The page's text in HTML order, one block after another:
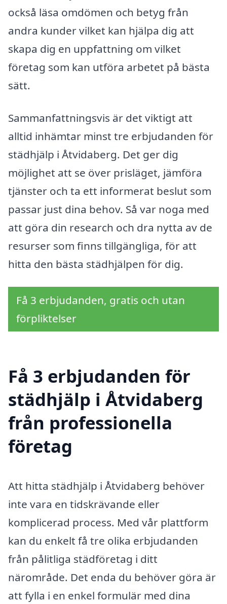
också läsa omdömen och betyg från
andra kunder vilket kan hjälpa dig att
skapa dig en uppfattning om vilket
företag som kan utföra arbetet på bästa
sätt.
Sammanfattningsvis är det viktigt att
alltid inhämtar minst tre erbjudanden för
städhjälp i Åtvidaberg. Det ger dig
möjlighet att se över prisläget, jämföra
tjänster och ta ett informerat beslut som
passar just dina behov. Så var noga med
att göra din research och dra nytta av de
resurser som finns tillgängliga, för att
hitta den bästa städhjälpen för dig.
Få 3 erbjudanden, gratis och utan
förpliktelser
Få 3 erbjudanden för
städhjälp i Åtvidaberg
från professionella
företag
Att hitta städhjälp i Åtvidaberg behöver
inte vara en tidskrävande eller
komplicerad process. Med vår plattform
kan du enkelt få tre olika erbjudanden
från pålitliga städföretag i ditt
närområde. Det enda du behöver göra är
att fylla i en enkel formulär med dina